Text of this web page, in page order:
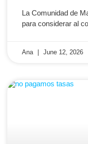
La Comunidad de
para considerar al
Ana June 12, 2026